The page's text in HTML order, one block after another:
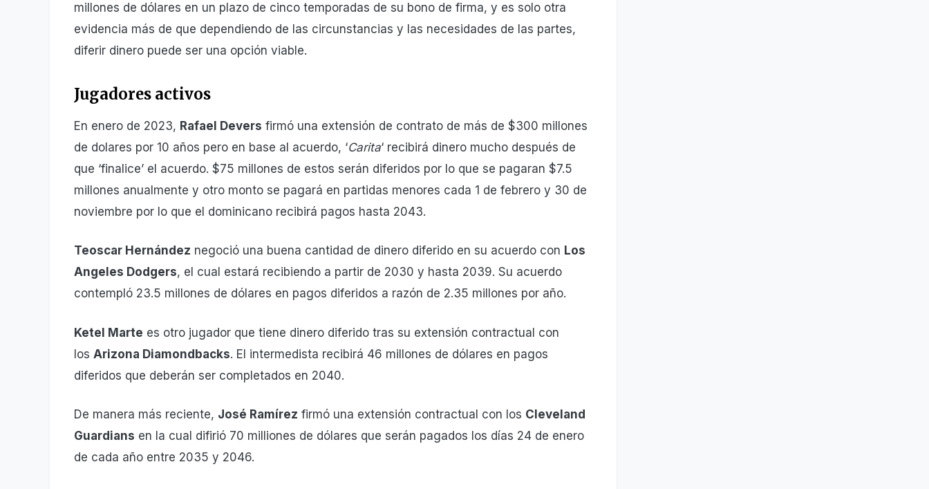
millones de dólares en un plazo de cinco temporadas de su bono de firma, y es solo otra
evidencia más de que dependiendo de las circunstancias y las necesidades de las partes,
diferir dinero puede ser una opción viable.
Jugadores activos
En enero de 2023, Rafael Devers firmó una extensión de contrato de más de $300 millones
de dolares por 10 años pero en base al acuerdo, ‘Carita‘ recibirá dinero mucho después de
que ‘finalice’ el acuerdo. $75 millones de estos serán diferidos por lo que se pagaran $7.5
millones anualmente y otro monto se pagará en partidas menores cada 1 de febrero y 30 de
noviembre por lo que el dominicano recibirá pagos hasta 2043.
Teoscar Hernández negoció una buena cantidad de dinero diferido en su acuerdo con Los
Angeles Dodgers, el cual estará recibiendo a partir de 2030 y hasta 2039. Su acuerdo
contempló 23.5 millones de dólares en pagos diferidos a razón de 2.35 millones por año.
Ketel Marte es otro jugador que tiene dinero diferido tras su extensión contractual con
los Arizona Diamondbacks. El intermedista recibirá 46 millones de dólares en pagos
diferidos que deberán ser completados en 2040.
De manera más reciente, José Ramírez firmó una extensión contractual con los Cleveland
Guardians en la cual difirió 70 milliones de dólares que serán pagados los días 24 de enero
de cada año entre 2035 y 2046.